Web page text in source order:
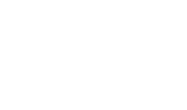
pueden